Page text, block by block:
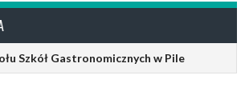
Szkół Gastronomicznych w Pile